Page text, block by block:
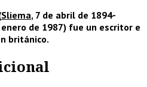
Sliema, 7 de abril de 1894-
enero de 1987) fue un escritor e
británico.